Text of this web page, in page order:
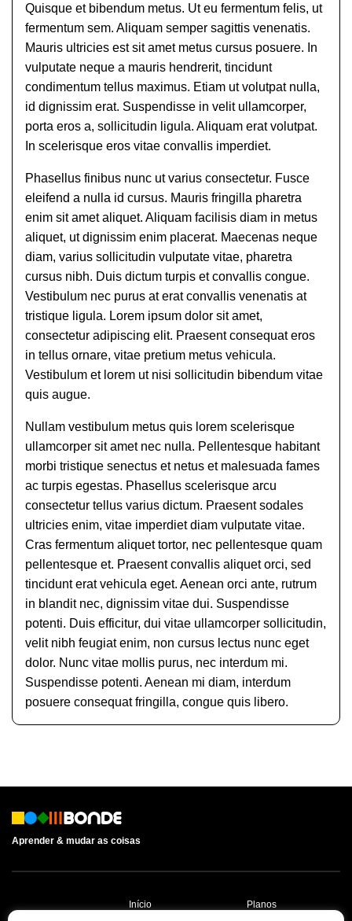
Quisque et bibendum metus. Ut eu fermentum felis, ut
fermentum sem. Aliquam semper sagittis venenatis.
Mauris ultricies est sit amet metus cursus posuere. In
vulputate neque a mauris hendrerit, tincidunt
condimentum tellus maximus. Etiam ut volutpat nulla,
id dignissim erat. Suspendisse in velit ullamcorper,
porta eros a, sollicitudin ligula. Aliquam erat volutpat.
In scelerisque eros vitae convallis imperdiet.
Phasellus finibus nunc ut varius consectetur. Fusce
eleifend a nulla id cursus. Mauris fringilla pharetra
enim sit amet aliquet. Aliquam facilisis diam in metus
aliquet, ut dignissim enim placerat. Maecenas neque
diam, varius sollicitudin vulputate vitae, pharetra
cursus nibh. Duis dictum turpis et convallis congue.
Vestibulum nec purus at erat convallis venenatis at
tristique ligula. Lorem ipsum dolor sit amet,
consectetur adipiscing elit. Praesent consequat eros
in tellus ornare, vitae pretium metus vehicula.
Vestibulum et lorem ut nisi sollicitudin bibendum vitae
quis augue.
Nullam vestibulum metus quis lorem scelerisque
ullamcorper sit amet nec nulla. Pellentesque habitant
morbi tristique senectus et netus et malesuada fames
ac turpis egestas. Phasellus scelerisque arcu
consectetur tellus varius dictum. Praesent sodales
ultricies enim, vitae imperdiet diam vulputate vitae.
Cras fermentum aliquet tortor, nec pellentesque quam
pellentesque et. Praesent convallis aliquet orci, sed
tincidunt erat vehicula eget. Aenean orci ante, rutrum
in blandit nec, dignissim vitae dui. Suspendisse
potenti. Duis efficitur, dui vitae ullamcorper sollicitudin,
velit nibh feugiat enim, non cursus lectus nunc eget
dolor. Nunc vitae mollis purus, nec interdum mi.
Suspendisse potenti. Aenean mi diam, interdum
posuere consequat fringilla, congue quis libero.
Aprender & mudar as coisas
Início Planos